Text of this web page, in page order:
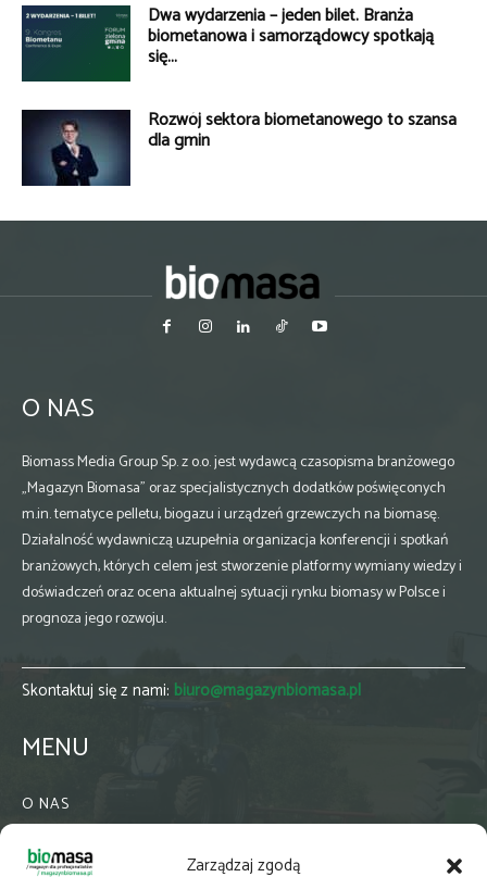
Zarządzaj zgodą
Dwa wydarzenia – jeden bilet. Branża
biometanowa i samorządowcy spotkają
się...
Rozwój sektora biometanowego to szansa
dla gmin
O NAS
Biomass Media Group Sp. z o.o. jest wydawcą czasopisma branżowego
„Magazyn Biomasa” oraz specjalistycznych dodatków poświęconych
m.in. tematyce pelletu, biogazu i urządzeń grzewczych na biomasę.
Działalność wydawniczą uzupełnia organizacja konferencji i spotkań
branżowych, których celem jest stworzenie platformy wymiany wiedzy i
doświadczeń oraz ocena aktualnej sytuacji rynku biomasy w Polsce i
prognoza jego rozwoju.
Skontaktuj się z nami: biuro@magazynbiomasa.pl
MENU
O NAS
WSPÓŁPRACA